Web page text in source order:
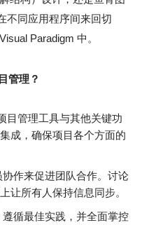
不同应用程序间来回切
Paradigm 中。
管理？
目管理工具与其他关键功
成，确保项目各个方面的
作来促进团队合作。讨论
让所有人保持信息同步。
循最佳实践，并全面掌控